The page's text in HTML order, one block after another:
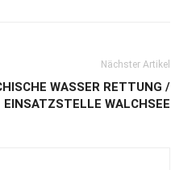
Nächster Artikel
WASSER RETTUNG /
EINSATZSTELLE WALCHSEE